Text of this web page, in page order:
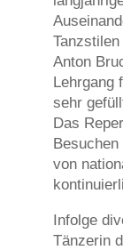
Anton
Lehrgang
sehr
Das
von
Infolge
Tänzerin